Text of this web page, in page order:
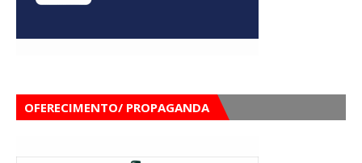
OFERECIMENTO/ PROPAGANDA